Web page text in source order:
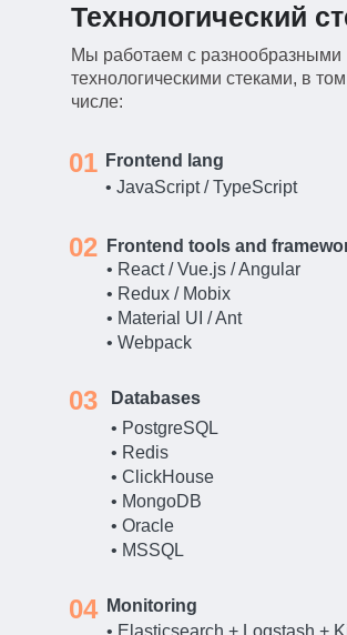
Технологический
Мы работаем с разнообразными
технологическими стеками, в том
числе:
Frontend lang
01
• JavaScript / TypeScript
Frontend tools and
02
• React / Vue.js / Angular
• Redux / Mobix
• Material UI / Ant
• Webpack
Databases
03
• PostgreSQL
• Redis
• ClickHouse
• MongoDB
• Oracle
• MSSQL
Monitoring
04
• Elasticsearch + Logstash +